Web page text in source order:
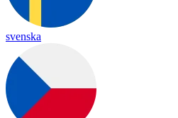
svenska